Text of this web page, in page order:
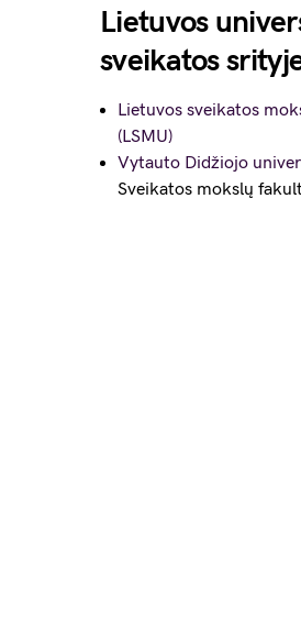
Lietuvos
sveikatos
Lietuvos sveikatos
(LSMU)
Vytauto Didžiojo
Sveikatos mokslų